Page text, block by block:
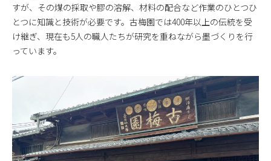
すが、その煤の採取や膠の溶解、材料の配合など作業のひとつひ
とつに知識と技術が必要です。古梅園では400年以上の伝統を受
け継ぎ、現在も5人の職人たちが研究を重ねながら墨づくりを行
っています。